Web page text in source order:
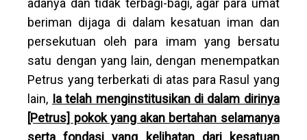
adanya dan tidak terbagi-bagi, agar para umat
beriman dijaga di dalam kesatuan iman dan
persekutuan oleh para imam yang bersatu
satu dengan yang lain, dengan menempatkan
Petrus yang terberkati di atas para Rasul yang
lain, Ia telah menginstitusikan di dalam dirinya
[Petrus] pokok yang akan bertahan selamanya
serta fondasi yang kelihatan dari kesatuan